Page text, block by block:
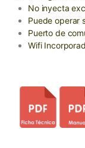
No inyecta
Puede operar
Puerto de
Wifi